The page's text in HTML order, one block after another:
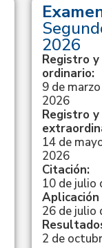
2026
Registro
ordinario:
9 de
2026
Registro
14 de
2026
Citación:
10 de julio
Aplicación
26 de julio
2 de